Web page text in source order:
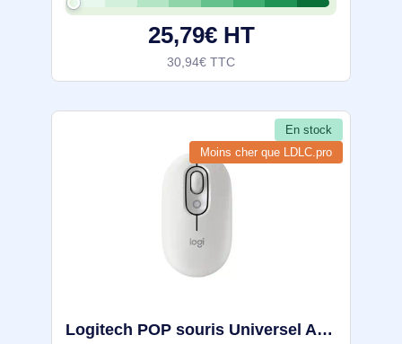
mouvement: 1600 DPI, Type de boutons:
25,79€ HT
30,94€ TTC
En stock
Moins cher que LDLC.pro
Logitech POP souris Universel Ambidextre Bluetooth Optique 4000 DPI - 910-007411